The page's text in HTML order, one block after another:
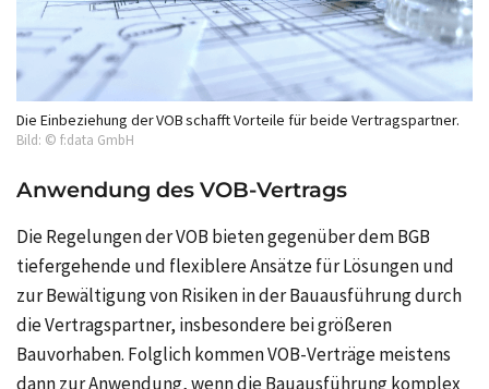
Die Einbeziehung der VOB schafft Vorteile für beide Vertragspartner.
Bild: © f:data GmbH
Anwendung des VOB-Vertrags
Die Regelungen der VOB bieten gegenüber dem BGB
tiefergehende und flexiblere Ansätze für Lösungen und
zur Bewältigung von Risiken in der Bauausführung durch
die Vertragspartner, insbesondere bei größeren
Bauvorhaben. Folglich kommen VOB-Verträge meistens
dann zur Anwendung, wenn die Bauausführung komplex